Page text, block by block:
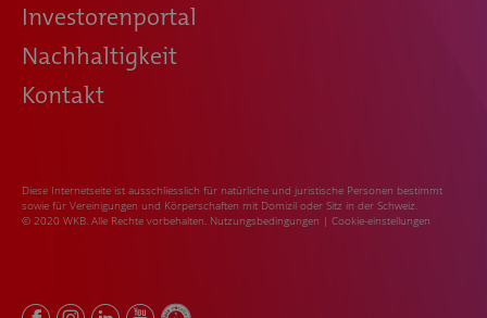
Investorenportal
Nachhaltigkeit
Kontakt
Diese Internetseite ist ausschliesslich für natürliche und juristische Personen bestimmt
sowie für Vereinigungen und Körperschaften mit Domizil oder Sitz in der Schweiz.
© 2020 WKB. Alle Rechte vorbehalten. Nutzungsbedingungen | Cookie-einstellungen